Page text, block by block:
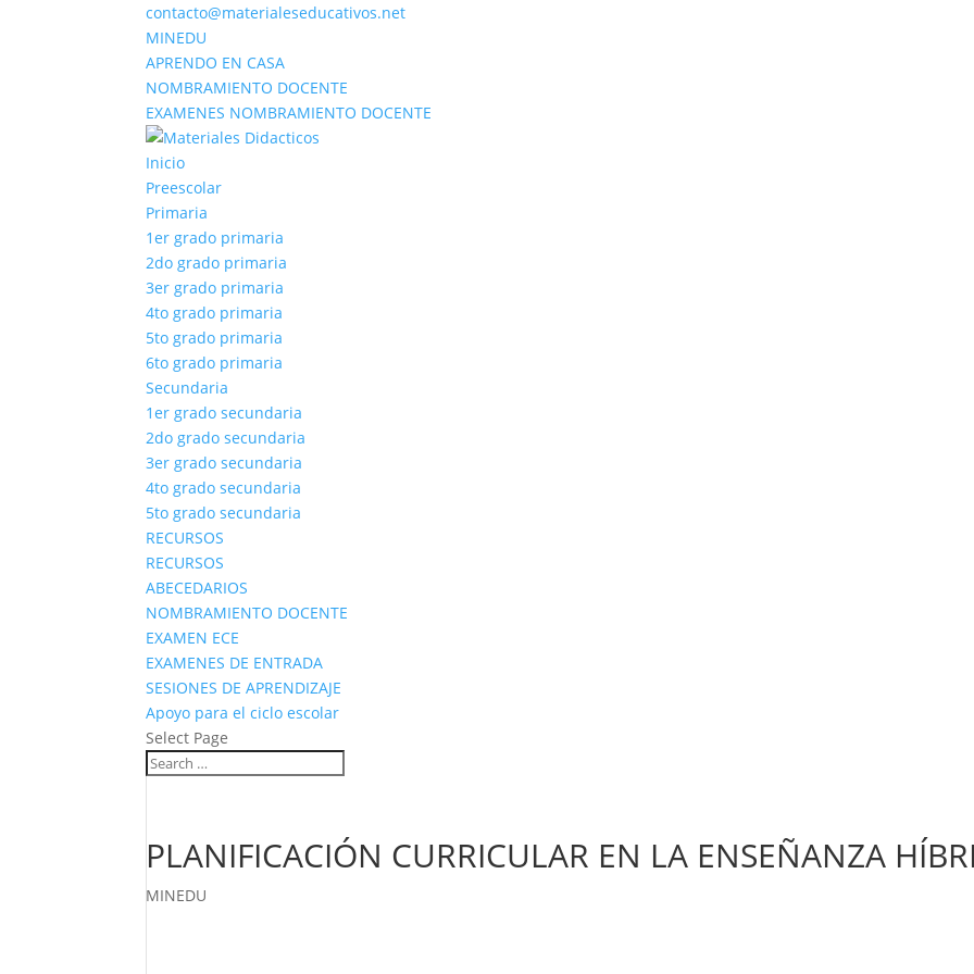
contacto@materialeseducativos.net
MINEDU
APRENDO EN CASA
NOMBRAMIENTO DOCENTE
EXAMENES NOMBRAMIENTO DOCENTE
Inicio
Preescolar
Primaria
1er grado primaria
2do grado primaria
3er grado primaria
4to grado primaria
5to grado primaria
6to grado primaria
Secundaria
1er grado secundaria
2do grado secundaria
3er grado secundaria
4to grado secundaria
5to grado secundaria
RECURSOS
RECURSOS
ABECEDARIOS
NOMBRAMIENTO DOCENTE
EXAMEN ECE
EXAMENES DE ENTRADA
SESIONES DE APRENDIZAJE
Apoyo para el ciclo escolar
Select Page
PLANIFICACIÓN CURRICULAR EN LA ENSEÑANZA
MINEDU